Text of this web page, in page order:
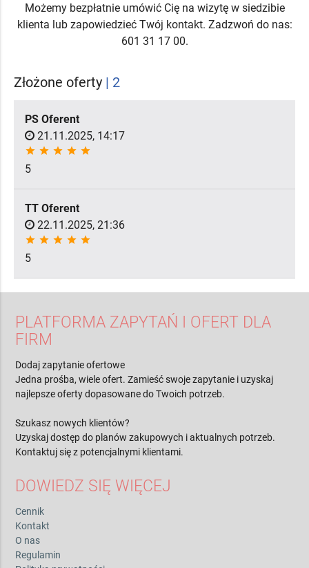
Możemy bezpłatnie umówić Cię na wizytę w siedzibie
klienta lub zapowiedzieć Twój kontakt. Zadzwoń do nas:
601 31 17 00.
Złożone oferty | 2
PS Oferent
21.11.2025, 14:17
star star star star star
5
TT Oferent
22.11.2025, 21:36
star star star star star
5
PLATFORMA ZAPYTAŃ I OFERT DLA
FIRM
Dodaj zapytanie ofertowe
Jedna prośba, wiele ofert. Zamieść swoje zapytanie i uzyskaj
najlepsze oferty dopasowane do Twoich potrzeb.
Szukasz nowych klientów?
Uzyskaj dostęp do planów zakupowych i aktualnych potrzeb.
Kontaktuj się z potencjalnymi klientami.
DOWIEDZ SIĘ WIĘCEJ
Cennik
Kontakt
O nas
Regulamin